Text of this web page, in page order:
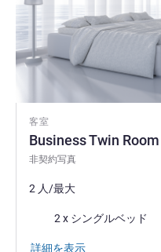
客室
Business Twin Room
非契約写真
2 人/最大
2 x シングルベッド
詳細を表示